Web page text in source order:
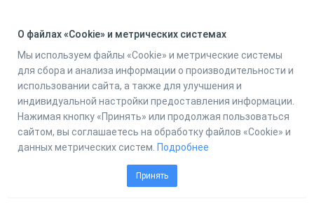
О файлах «Cookie» и метрических системах
Мы используем файлы «Cookie» и метрические системы
для сбора и анализа информации о производительности и
использовании сайта, а также для улучшения и
индивидуальной настройки предоставления информации.
Нажимая кнопку «Принять» или продолжая пользоваться
сайтом, вы соглашаетесь на обработку файлов «Cookie» и
данных метрических систем. Подробнее
Принять